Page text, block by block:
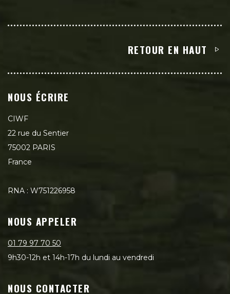
RETOUR EN HAUT
NOUS ÉCRIRE
CIWF
22 rue du Sentier
75002 PARIS
France
RNA : W751226958
NOUS APPELER
01 79 97 70 50
9h30-12h et 14h-17h du lundi au vendredi
NOUS CONTACTER